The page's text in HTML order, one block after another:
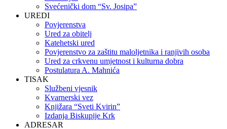
Svećenički dom “Sv. Josipa”
UREDI
Povjerenstva
Ured za obitelj
Katehetski ured
Povjerenstvo za zaštitu maloljetnika i ranjivih osoba
Ured za crkvenu umjetnost i kulturna dobra
Postulatura A. Mahnića
TISAK
Službeni vjesnik
Kvarnerski vez
Knjižara “Sveti Kvirin”
Izdanja Biskupije Krk
ADRESAR